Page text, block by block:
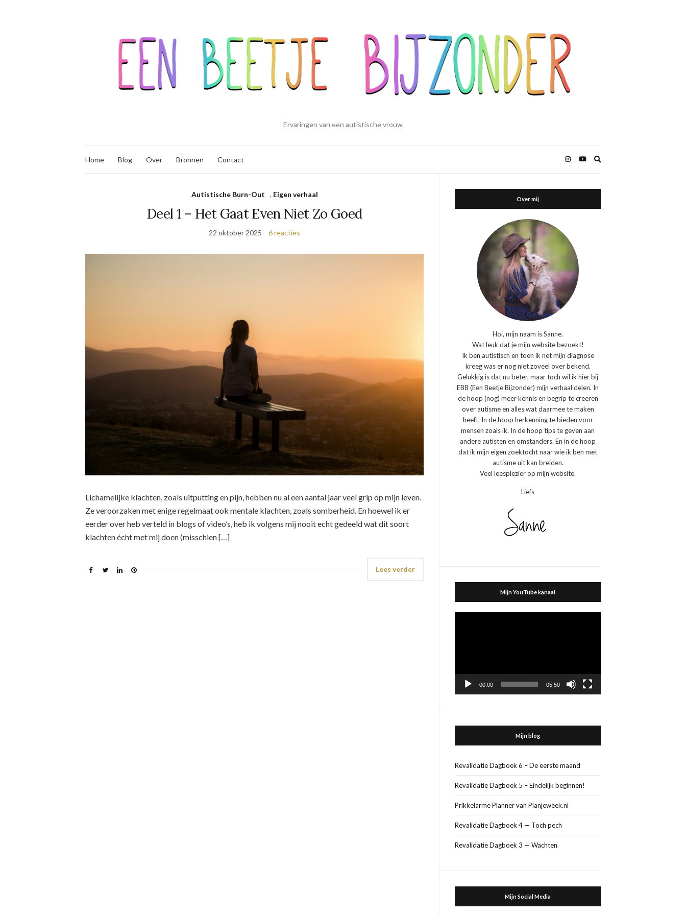
Ervaringen van een autistische vrouw
Home Blog Over Bronnen Contact
Autistische Burn-Out , Eigen verhaal
Deel 1 – Het Gaat Even Niet Zo Goed
22 oktober 2025 6 reacties
Lichamelijke klachten, zoals uitputting en pijn, hebben nu al een aantal jaar veel grip op mijn leven.
Ze veroorzaken met enige regelmaat ook mentale klachten, zoals somberheid. En hoewel ik er
eerder over heb verteld in blogs of video’s, heb ik volgens mij nooit echt gedeeld wat dit soort
klachten écht met mij doen (misschien […]
Lees verder
Over mij
Hoi, mijn naam is Sanne.
Wat leuk dat je mijn website bezoekt!
Ik ben autistisch en toen ik net mijn diagnose
kreeg was er nog niet zoveel over bekend.
Gelukkig is dat nu beter, maar toch wil ik hier bij
EBB (Een Beetje Bijzonder) mijn verhaal delen. In
de hoop (nog) meer kennis en begrip te creëren
over autisme en alles wat daarmee te maken
heeft. In de hoop herkenning te bieden voor
mensen zoals ik. In de hoop tips te geven aan
andere autisten en omstanders. En in de hoop
dat ik mijn eigen zoektocht naar wie ik ben met
autisme uit kan breiden.
Veel leesplezier op mijn website.
Liefs
Mijn YouTube kanaal
00:00 05:50
Mijn blog
Revalidatie Dagboek 6 – De eerste maand
Revalidatie Dagboek 5 – Eindelijk beginnen!
Prikkelarme Planner van Planjeweek.nl
Revalidatie Dagboek 4 — Toch pech
Revalidatie Dagboek 3 — Wachten
Mijn Social Media